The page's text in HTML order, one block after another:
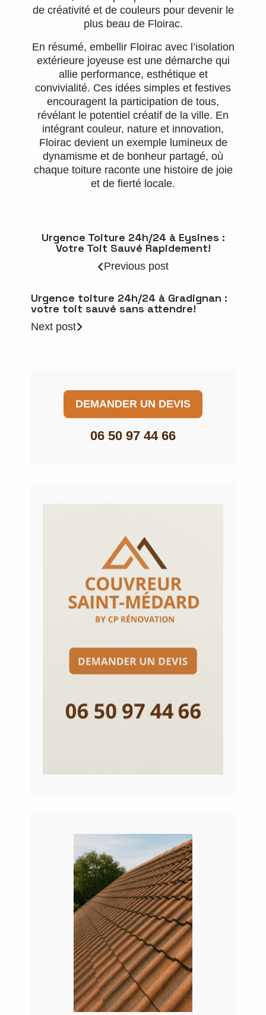
DEMANDER UN DEVIS
06 50 97 44 66
de créativité et de couleurs pour devenir le
plus beau de Floirac.
En résumé, embellir Floirac avec l’isolation
extérieure joyeuse est une démarche qui
allie performance, esthétique et
convivialité. Ces idées simples et festives
encouragent la participation de tous,
révélant le potentiel créatif de la ville. En
intégrant couleur, nature et innovation,
Floirac devient un exemple lumineux de
dynamisme et de bonheur partagé, où
chaque toiture raconte une histoire de joie
et de fierté locale.
Urgence Toiture 24h/24 à Eysines :
Votre Toit Sauvé Rapidement!
Previous post
Urgence toiture 24h/24 à Gradignan :
votre toit sauvé sans attendre!
Next post